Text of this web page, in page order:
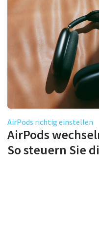
AirPods richtig einstellen
AirPods
So steuern Sie